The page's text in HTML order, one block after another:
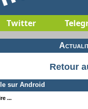
Twitter
Retour
sur Android
...